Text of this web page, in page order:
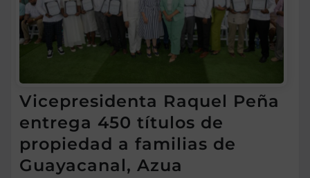
Vicepresidenta Raquel Peña
entrega 450 títulos de
propiedad a familias de
Guayacanal, Azua